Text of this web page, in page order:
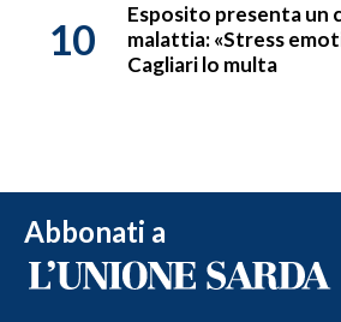
10
Esposito presenta un
malattia: «Stress
Cagliari lo multa
Abbonati a